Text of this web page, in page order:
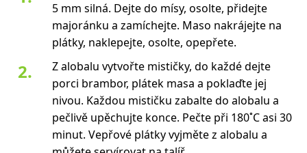
5 mm silná. Dejte do mísy, osolte, přidejte
majoránku a zamíchejte. Maso nakrájejte na
plátky, naklepejte, osolte, opepřete.
Z alobalu vytvořte mističky, do každé dejte
porci brambor, plátek masa a poklaďte jej
nivou. Každou mističku zabalte do alobalu a
pečlivě upěchujte konce. Pečte při 180˚C asi 30
minut. Vepřové plátky vyjměte z alobalu a